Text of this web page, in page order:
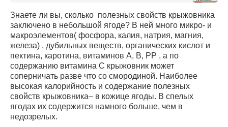
Знаете ли вы, сколько полезных свойств крыжовника
заключено в небольшой ягоде? В ней много микро- и
макроэлементов( фосфора, калия, натрия, магния,
железа) , дубильных веществ, органических кислот и
пектина, каротина, витаминов А, В, PP , а по
содержанию витамина С крыжовник может
соперничать разве что со смородиной. Наиболее
высокая калорийность и содержание полезных
свойств крыжовника– в кожице ягоды. В спелых
ягодах их содержится намного больше, чем в
недозрелых.